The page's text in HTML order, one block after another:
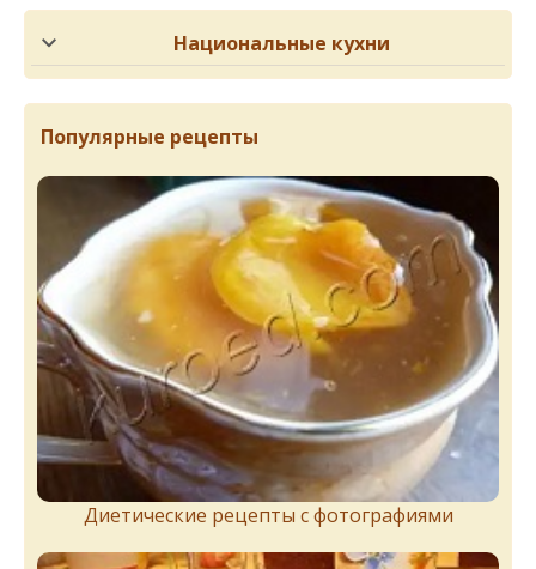
Национальные кухни
Популярные рецепты
Диетические рецепты с фотографиями